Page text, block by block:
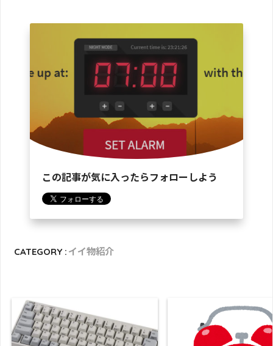
この記事が気に入ったらフォローしよう
CATEGORY : イイ物紹介